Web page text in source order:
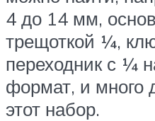
4 до 14 мм,
трещоткой ¼,
переходник с ¼
формат, и много
этот набор.